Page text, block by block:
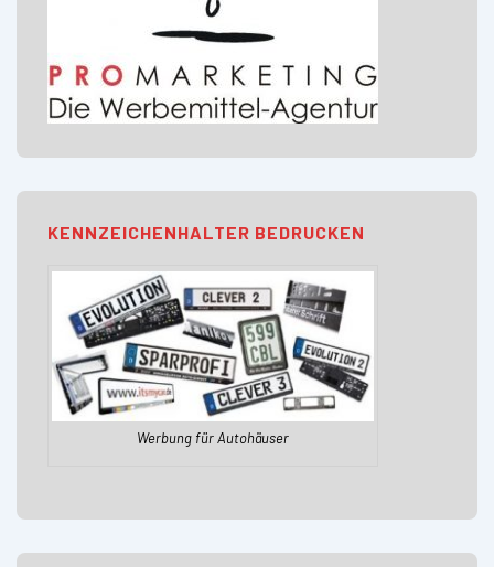
KENNZEICHENHALTER BEDRUCKEN
Werbung für Autohäuser